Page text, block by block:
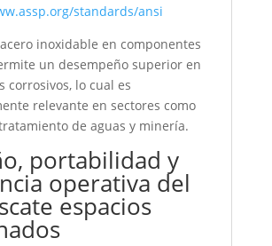
standards/ansi
inoxidable en componentes
un desempeño superior en
corrosivos, lo cual es
relevante en sectores como
de aguas y minería.
portabilidad y
operativa del
espacios